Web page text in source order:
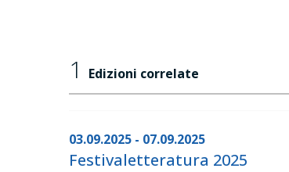
1 Edizioni correlate
03.09.2025 - 07.09.2025
Festivaletteratura 2025